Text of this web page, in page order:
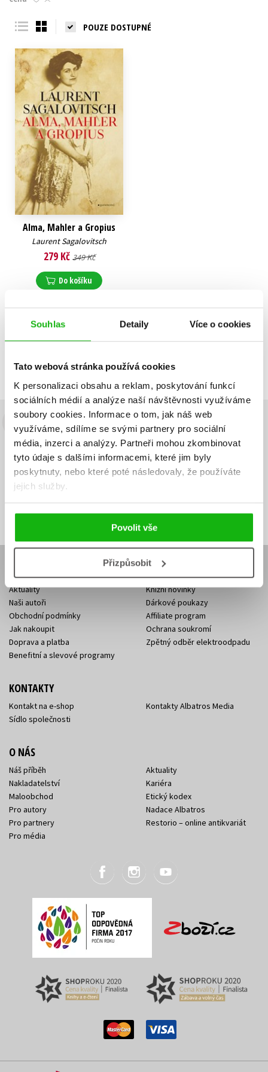
Souhlas Detaily Více o cookies
Tato webová stránka používá cookies
K personalizaci obsahu a reklam, poskytování funkcí
sociálních médií a analýze naší návštěvnosti využíváme
soubory cookies. Informace o tom, jak náš web
využíváme, sdílíme se svými partnery pro sociální
média, inzerci a analýzy. Partneři mohou zkombinovat
tyto údaje s dalšími informacemi, které jim byly
poskytnuty, nebo které poté následovaly, že používáte
jejich služby.
Povolit vše
Přizpůsobit
Young adult (SK)
POUZE DOSTUPNÉ
Alma, Mahler a Gropius
Laurent Sagalovitsch
279 Kč 349 Kč
Do košíku
Zobrazuji 1 až 1 z celkem 1 záznamů
Předchozí 1 Další
Budete to vědět jako první!
Zajímá Vás, jaký knižní hit právě vychází, na jaké zboží je výhodná
sleva, jaká běží soutěž o ceny? Přihlášením k odběru našich e-
mailových novineksouhlasíte se zpracováním osobních údajů.
mailová
adresa
mailová
adresa
Vaše e-mailová adresa Přihlásit se
Aktuality
Naši autoři
Obchodní podmínky
Jak nakoupit
Doprava a platba
Benefitní a slevové programy
Knižní novinky
Dárkové poukazy
Affiliate program
Ochrana soukromí
Zpětný odběr elektroodpadu
KONTAKTY
Kontakt na e-shop
Sídlo společnosti
Kontakty Albatros Media
O NÁS
Náš příběh
Nakladatelství
Maloobchod
Pro autory
Pro partnery
Pro média
Aktuality
Kariéra
Etický kodex
Nadace Albatros
Restorio – online antikvariát